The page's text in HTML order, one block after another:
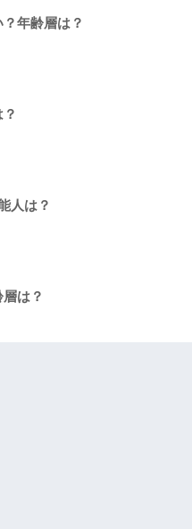
年齢層は？
人は？
は？